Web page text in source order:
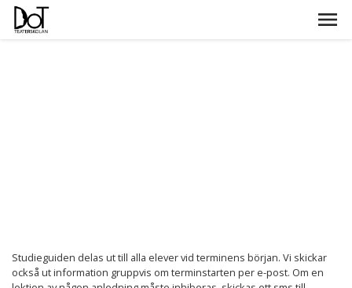
Studieguiden delas ut till alla elever vid terminens början. Vi skickar
också ut information gruppvis om terminstarten per e-post. Om en